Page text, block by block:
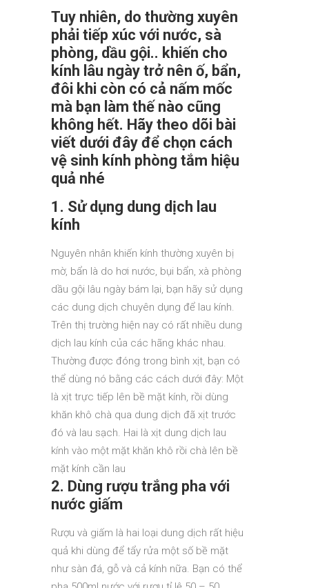
Tuy nhiên, do thường xuyên
phải tiếp xúc với nước, sà
phòng, dầu gội.. khiến cho
kính lâu ngày trở nên ố, bẩn,
đôi khi còn có cả nấm mốc
mà bạn làm thế nào cũng
không hết. Hãy theo dõi bài
viết dưới đây để chọn cách
vệ sinh kính phòng tắm hiệu
quả nhé
1. Sử dụng dung dịch lau
kính
Nguyên nhân khiến kính thường xuyên bị
mờ, bẩn là do hơi nước, bụi bẩn, xà phòng
dầu gội lâu ngày bám lại, bạn hãy sử dụng
các dung dịch chuyên dụng để lau kính.
Trên thị trường hiện nay có rất nhiều dung
dịch lau kính của các hãng khác nhau.
Thường được đóng trong bình xịt, bạn có
thể dùng nó bằng các cách dưới đây: Một
là xịt trực tiếp lên bề mặt kính, rồi dùng
khăn khô chà qua dung dịch đã xịt trước
đó và lau sạch. Hai là xịt dung dịch lau
kính vào một mặt khăn khô rồi chà lên bề
mặt kính cần lau
2. Dùng rượu trắng pha với
nước giấm
Rượu và giấm là hai loại dung dịch rất hiệu
quả khi dùng để tẩy rửa một số bề mặt
như sàn đá, gỗ và cả kính nữa. Bạn có thể